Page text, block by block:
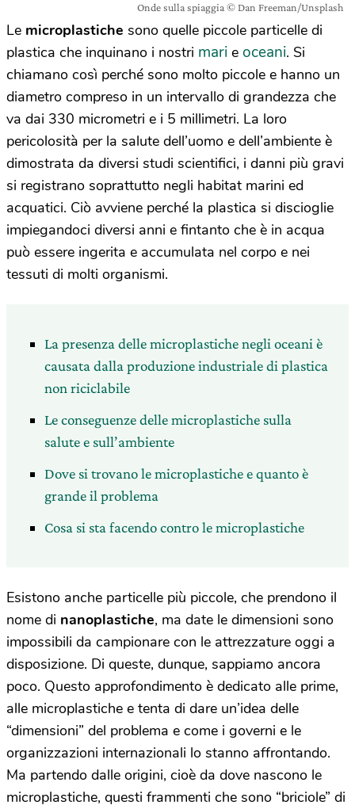
Onde sulla spiaggia © Dan Freeman/Unsplash
Le microplastiche sono quelle piccole particelle di
plastica che inquinano i nostri mari e oceani. Si
chiamano così perché sono molto piccole e hanno un
diametro compreso in un intervallo di grandezza che
va dai 330 micrometri e i 5 millimetri. La loro
pericolosità per la salute dell’uomo e dell’ambiente è
dimostrata da diversi studi scientifici, i danni più gravi
si registrano soprattutto negli habitat marini ed
acquatici. Ciò avviene perché la plastica si discioglie
impiegandoci diversi anni e fintanto che è in acqua
può essere ingerita e accumulata nel corpo e nei
tessuti di molti organismi.
La presenza delle microplastiche negli oceani è
causata dalla produzione industriale di plastica
non riciclabile
Le conseguenze delle microplastiche sulla
salute e sull’ambiente
Dove si trovano le microplastiche e quanto è
grande il problema
Cosa si sta facendo contro le microplastiche
Esistono anche particelle più piccole, che prendono il
nome di nanoplastiche, ma date le dimensioni sono
impossibili da campionare con le attrezzature oggi a
disposizione. Di queste, dunque, sappiamo ancora
poco. Questo approfondimento è dedicato alle prime,
alle microplastiche e tenta di dare un’idea delle
“dimensioni” del problema e come i governi e le
organizzazioni internazionali lo stanno affrontando.
Ma partendo dalle origini, cioè da dove nascono le
microplastiche, questi frammenti che sono “briciole” di